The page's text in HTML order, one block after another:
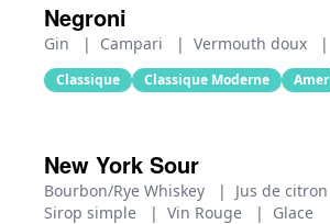
Negroni
Gin | Campari | Vermouth doux |
Classique Classique Moderne Amer
New York Sour
Bourbon/Rye Whiskey | Jus de citron
Sirop simple
| Vin Rouge | Glace